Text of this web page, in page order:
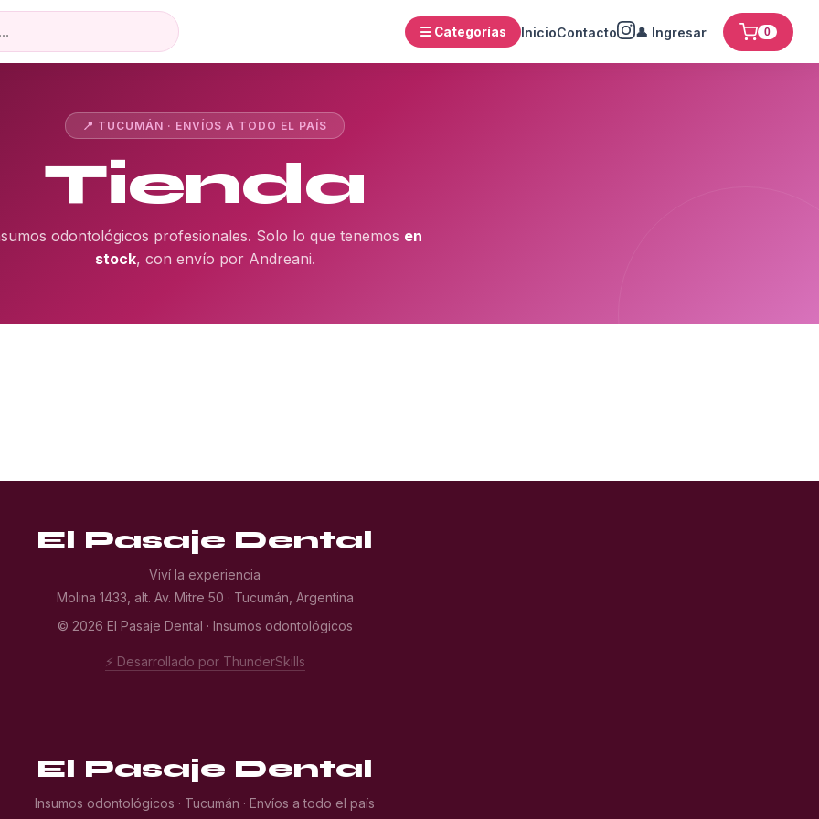
☰ Categorías InicioContacto 👤 Ingresar 0
📍 TUCUMÁN · ENVÍOS A TODO EL PAÍS
Tienda
odontológicos profesionales. Solo lo que tenemos en
stock, con envío por Andreani.
El Pasaje Dental
Viví la experiencia
Molina 1433, alt. Av. Mitre 50 · Tucumán, Argentina
© 2026 El Pasaje Dental · Insumos odontológicos
⚡ Desarrollado por ThunderSkills
El Pasaje Dental
Insumos odontológicos · Tucumán · Envíos a todo el país